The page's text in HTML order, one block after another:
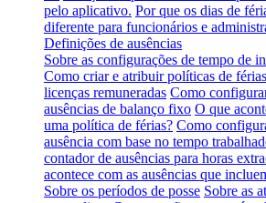
pelo aplicativo. Por que os dias de
diferente para funcionários e
Definições de ausências
Sobre as configurações de tempo de
Como criar e atribuir políticas de férias
licenças remuneradas Como
ausências de balanço fixo O que
uma política de férias? Como
ausência com base no tempo
contador de ausências para horas
acontece com as ausências que
Sobre os períodos de posse Sobre as